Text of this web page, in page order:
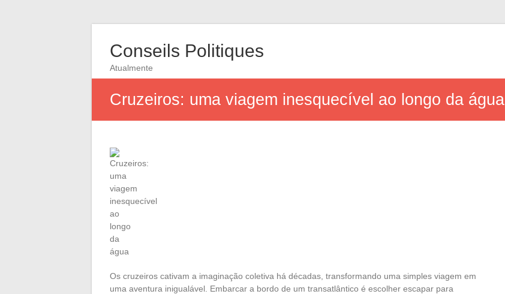
Conseils Politiques
Atualmente
Cruzeiros: uma viagem inesquecível ao longo da água
Os cruzeiros cativam a imaginação coletiva há décadas, transformando uma simples viagem em
uma aventura inigualável. Embarcar a bordo de um transatlântico é escolher escapar para